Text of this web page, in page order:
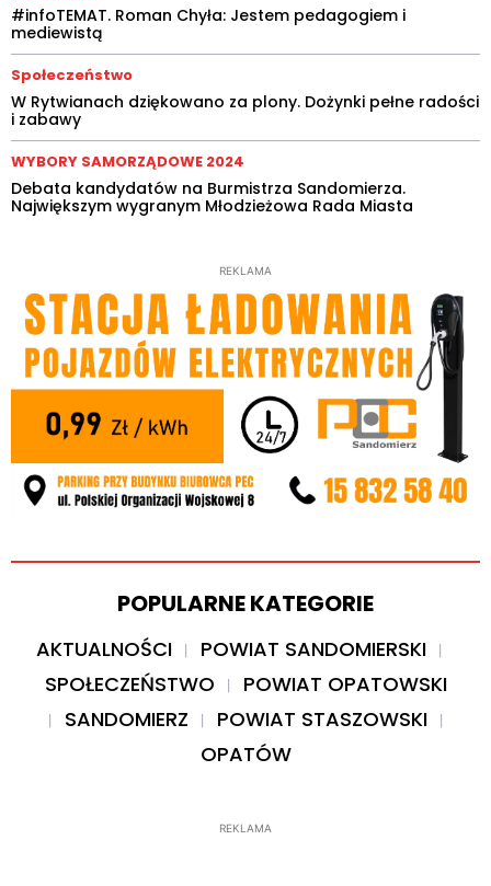
#infoTEMAT. Roman Chyła: Jestem pedagogiem i
mediewistą
Społeczeństwo
W Rytwianach dziękowano za plony. Dożynki pełne radości
i zabawy
WYBORY SAMORZĄDOWE 2024
Debata kandydatów na Burmistrza Sandomierza.
Największym wygranym Młodzieżowa Rada Miasta
REKLAMA
POPULARNE KATEGORIE
AKTUALNOŚCI
POWIAT SANDOMIERSKI
SPOŁECZEŃSTWO
POWIAT OPATOWSKI
SANDOMIERZ
POWIAT STASZOWSKI
OPATÓW
REKLAMA